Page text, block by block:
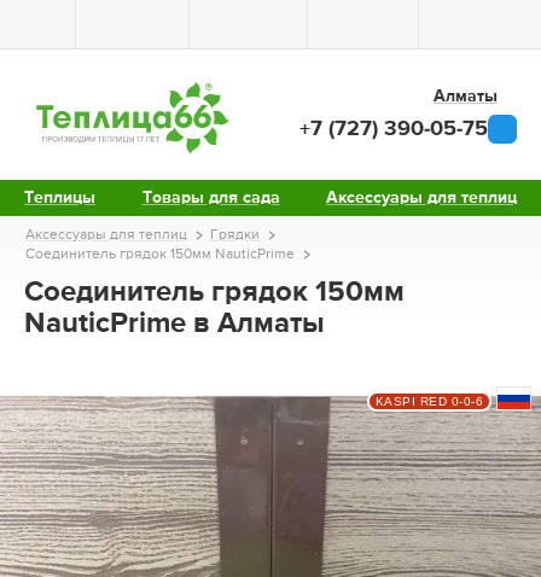
Теплицы Товары для сада Аксессуары для теплиц
Алматы
+7 (727) 390-05-75
Аксессуары для теплиц
Грядки
Соединитель грядок 150мм NauticPrime
Соединитель грядок 150мм
NauticPrime в Алматы
KASPI RED 0-0-6